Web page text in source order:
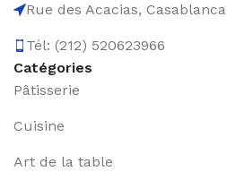
Rue des Acacias, Casablanca
Tél: (212) 520623966
Catégories
Pâtisserie
Cuisine
Art de la table